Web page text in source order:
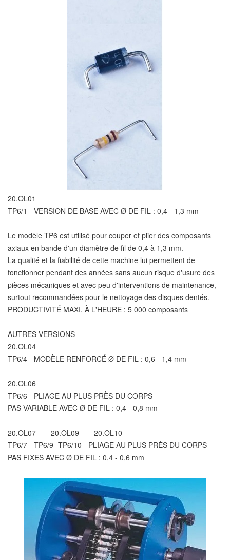
20.OL01
TP6/1 - VERSION DE BASE AVEC Ø DE FIL : 0,4 - 1,3 mm
Le modèle TP6 est utilisé pour couper et plier des composants
axiaux en bande d'un diamètre de fil de 0,4 à 1,3 mm.
La qualité et la fiabilité de cette machine lui permettent de
fonctionner pendant des années sans aucun risque d'usure des
pièces mécaniques et avec peu d'interventions de maintenance,
surtout recommandées pour le nettoyage des disques dentés.
PRODUCTIVITÉ MAXI. À L'HEURE : 5 000 composants
AUTRES VERSIONS
20.OL04
TP6/4 - MODÈLE RENFORCÉ Ø DE FIL : 0,6 - 1,4 mm
20.OL06
TP6/6 - PLIAGE AU PLUS PRÈS DU CORPS
PAS VARIABLE AVEC Ø DE FIL : 0,4 - 0,8 mm
20.OL07 - 20.OL09 - 20.OL10 -
TP6/7 - TP6/9- TP6/10 - PLIAGE AU PLUS PRÈS DU CORPS
PAS FIXES AVEC Ø DE FIL : 0,4 - 0,6 mm